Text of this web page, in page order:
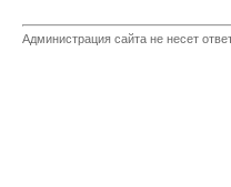
Администрация сайта не несет